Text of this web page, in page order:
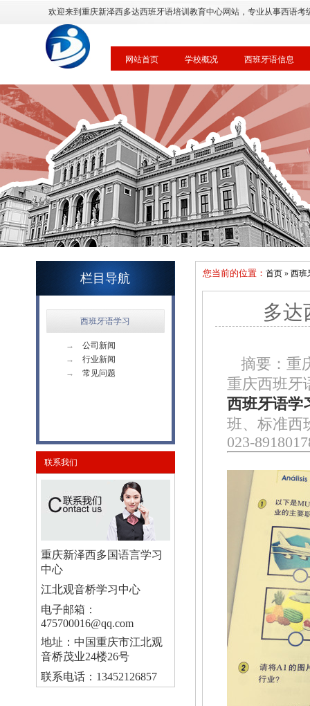
欢迎来到重庆新泽西多达西班牙语培训教育中心网站，专业从事西语考
网站首页 学校概况 西班牙语信息
栏目导航
西班牙语学习
→
公司新闻
→
行业新闻
→
常见问题
联系我们
重庆新泽西多国语言学习
中心
江北观音桥学习中心
电子邮箱：
475700016@qq.com
地址：中国重庆市江北观
音桥茂业24楼26号
联系电话：13452126857
您当前的位置： 首页» 西班
多达
摘要：重
重庆西班牙
西班牙语学
班、标准西
023-